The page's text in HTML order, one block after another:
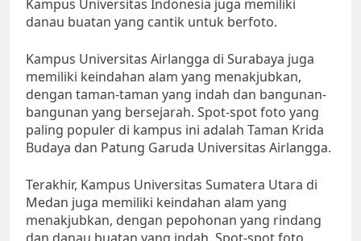
Kampus Universitas Indonesia juga memiliki
danau buatan yang cantik untuk berfoto.
Kampus Universitas Airlangga di Surabaya juga
memiliki keindahan alam yang menakjubkan,
dengan taman-taman yang indah dan bangunan-
bangunan yang bersejarah. Spot-spot foto yang
paling populer di kampus ini adalah Taman Krida
Budaya dan Patung Garuda Universitas Airlangga.
Terakhir, Kampus Universitas Sumatera Utara di
Medan juga memiliki keindahan alam yang
menakjubkan, dengan pepohonan yang rindang
dan danau buatan yang indah. Spot-spot foto